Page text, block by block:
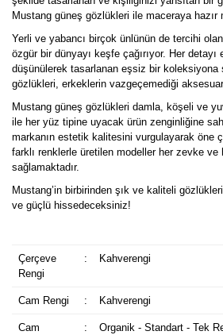
Mustang güneş gözlükleri ile maceraya hazır
Yerli ve yabancı birçok ünlünün de tercihi
özgür bir dünyayı keşfe çağırıyor. Her
düşünülerek tasarlanan eşsiz bir koleksiyona
gözlükleri, erkeklerin vazgeçemediği
Mustang güneş gözlükleri damla, köşeli ve
ile her yüz tipine uyacak ürün zenginliğine
markanın estetik kalitesini vurgulayarak öne
farklı renklerle üretilen modeller her zevke ve
sağlamaktadır.
Mustang’in birbirinden şık ve kaliteli
ve güçlü hissedeceksiniz!
Çerçeve
Rengi
: Kahverengi
Cam Rengi : Kahverengi
Cam
: Organik - Standart - Tek